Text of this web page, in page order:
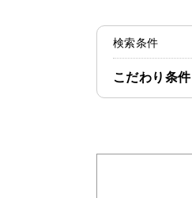
検索条件
こだわり条件